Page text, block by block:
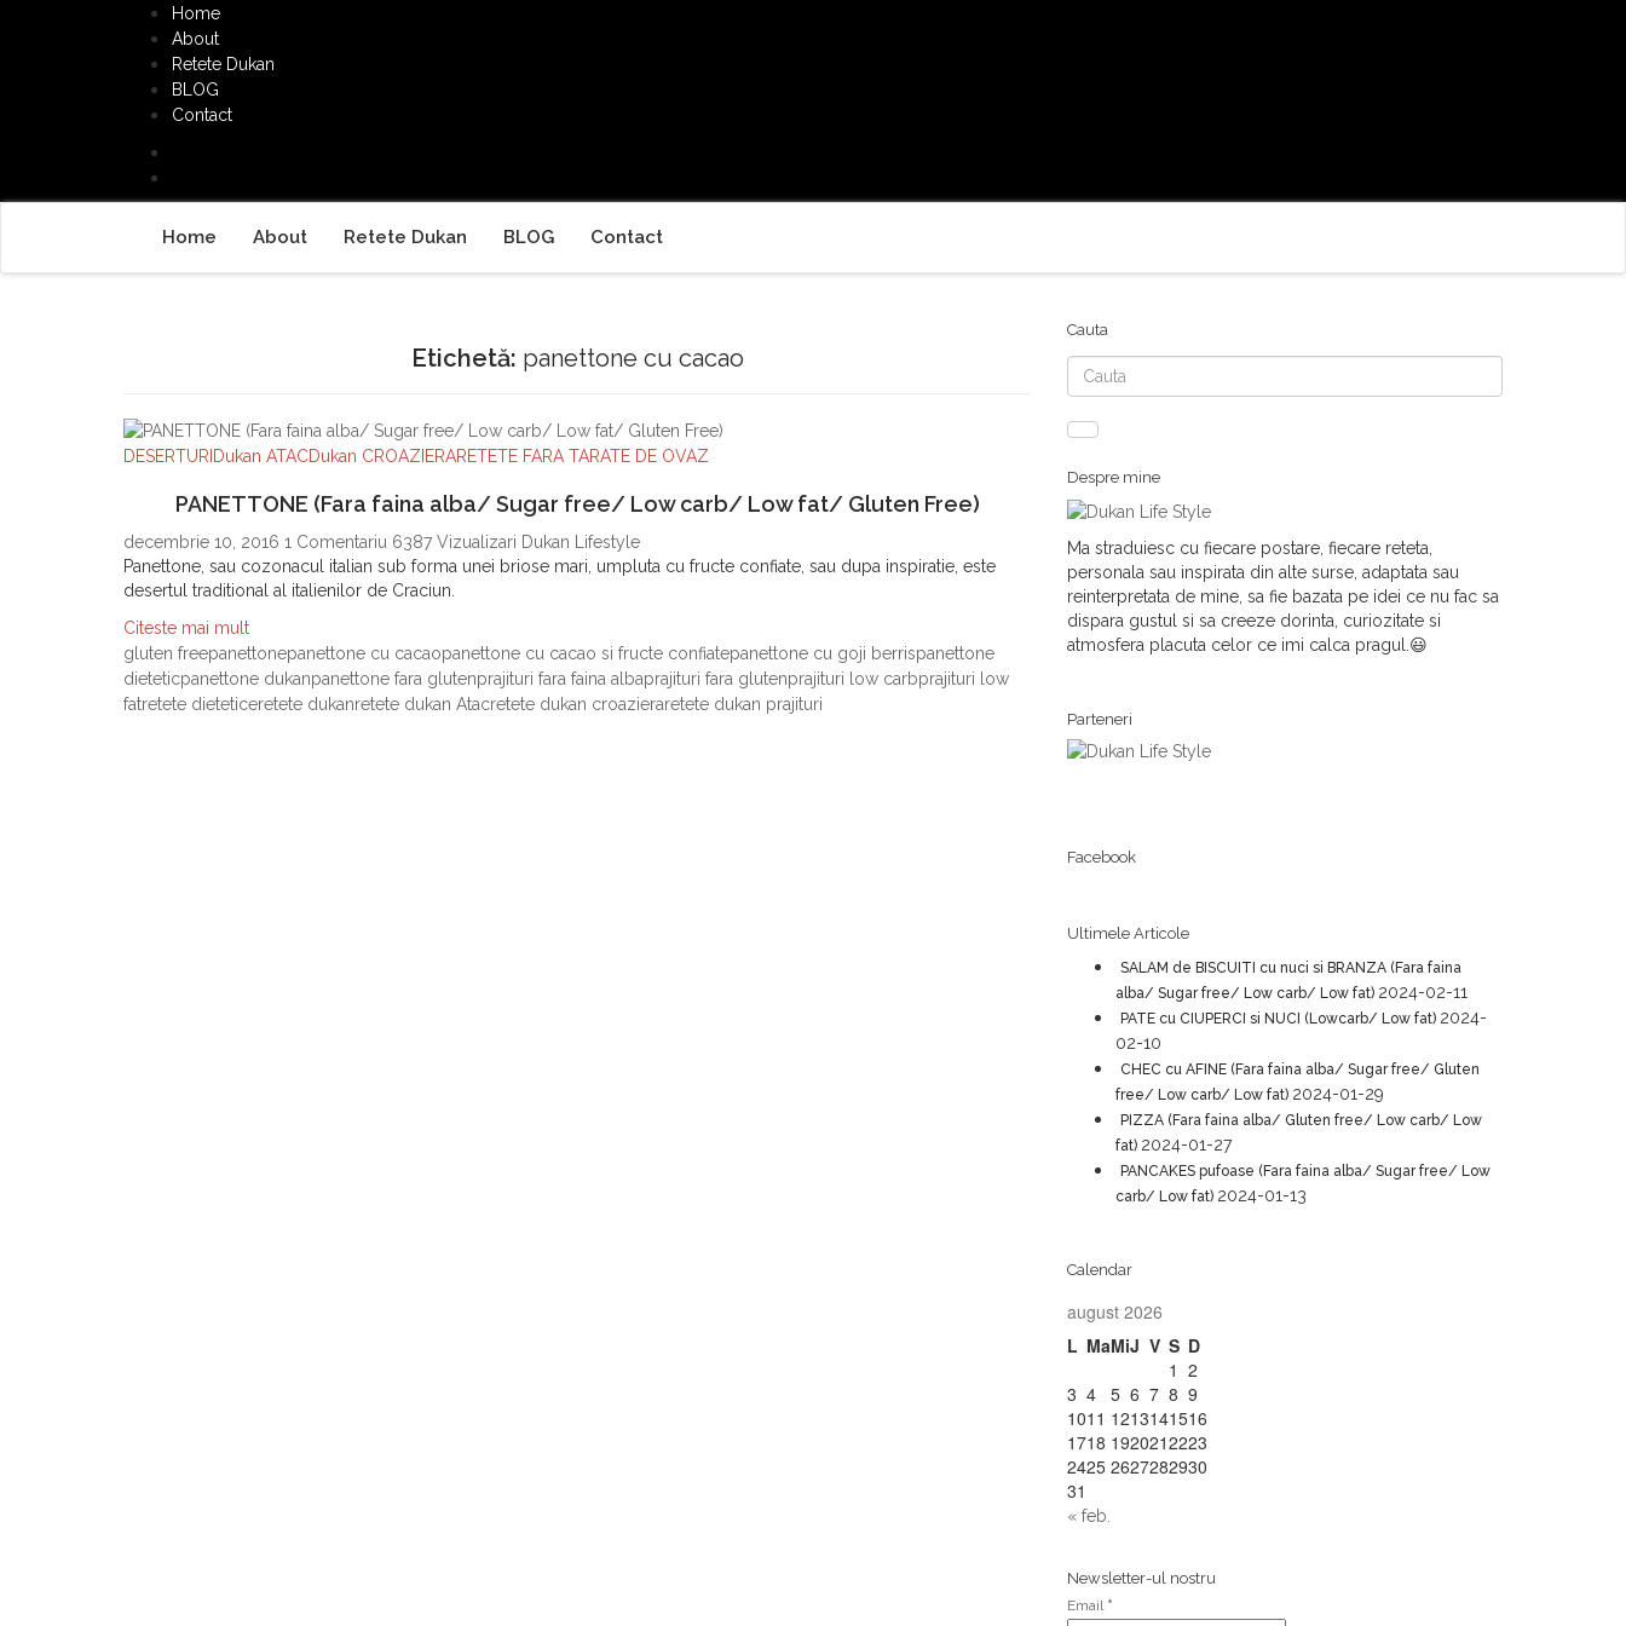
Home
About
Retete Dukan
BLOG
Contact
Home About Retete Dukan BLOG Contact
Etichetă: panettone cu cacao
DESERTURI Dukan ATACDukan CROAZIERARETETE FARA TARATE DE OVAZ
PANETTONE (Fara faina alba/ Sugar free/ Low carb/ Low fat/ Gluten Free)
decembrie 10, 2016 1 Comentariu 6387 Vizualizari Dukan Lifestyle
Panettone, sau cozonacul italian sub forma unei briose mari, umpluta cu fructe confiate, sau dupa inspiratie, este
desertul traditional al italienilor de Craciun.
Citeste mai mult
gluten freepanettonepanettone cu cacaopanettone cu cacao si fructe confiatepanettone cu goji berrispanettone
dieteticpanettone dukanpanettone fara glutenprajituri fara faina albaprajituri fara glutenprajituri low carbprajituri low
fatretete dieteticeretete dukanretete dukan Atacretete dukan croazieraretete dukan prajituri
Cauta
Cauta
Despre mine
Ma straduiesc cu fiecare postare, fiecare reteta,
personala sau inspirata din alte surse, adaptata sau
reinterpretata de mine, sa fie bazata pe idei ce nu fac sa
dispara gustul si sa creeze dorinta, curiozitate si
atmosfera placuta celor ce imi calca pragul.😃
Parteneri
Facebook
Ultimele Articole
SALAM de BISCUITI cu nuci si BRANZA (Fara faina
alba/ Sugar free/ Low carb/ Low fat) 2024-02-11
PATE cu CIUPERCI si NUCI (Lowcarb/ Low fat) 2024-
02-10
CHEC cu AFINE (Fara faina alba/ Sugar free/ Gluten
free/ Low carb/ Low fat) 2024-01-29
PIZZA (Fara faina alba/ Gluten free/ Low carb/ Low
fat) 2024-01-27
PANCAKES pufoase (Fara faina alba/ Sugar free/ Low
carb/ Low fat) 2024-01-13
Calendar
august 2026
L MaMiJ V S D
1 2
3 4 5 6 7 8 9
1011 1213141516
1718 1920212223
2425 2627282930
31
« feb.
Newsletter-ul nostru
Email *